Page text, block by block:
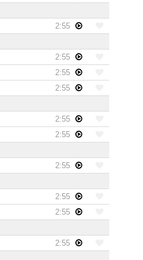
2:55
2:55
2:55
2:55
2:55
2:55
2:55
2:55
2:55
2:55